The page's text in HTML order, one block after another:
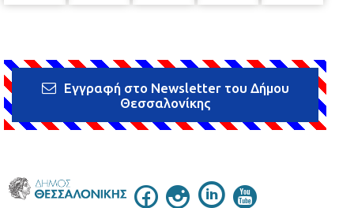
Εγγραφή στο Newsletter του Δήμου
Θεσσαλονίκης